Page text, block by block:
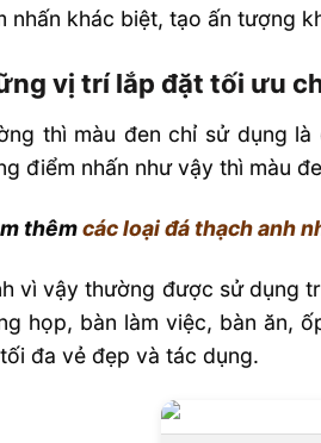
nhấn khác biệt, tạo ấn tượng
vị trí lắp đặt tối ưu
thì màu đen chỉ sử dụng
điểm nhấn như vậy thì màu
thêmcác loại đá thạch anh
vì vậy thường được sử dụng
họp, bàn làm việc, bàn ăn,
đa vẻ đẹp và tác dụng.